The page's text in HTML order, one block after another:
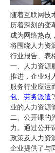
随着互联网技
历着深刻的变
成为网络热点
将围绕人力资
行业报告、表
一、人力资源
推进，企业对
服务行业应运
包、劳务派遣
业的人力资源
二、公开课的
力。通过公开
政策及人力资
企业提供了与